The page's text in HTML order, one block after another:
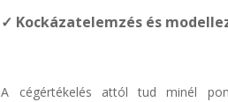
✓ Kockázatelemzés és
A cégértékelés attól tud minél